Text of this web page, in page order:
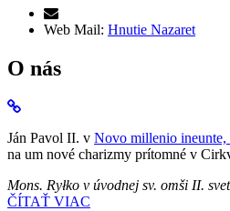
Web Mail: Hnutie Nazaret
O nás
Ján Pavol II. v Novo millenio ineunte,
na um nové charizmy prítomné v
Mons. Ryłko v úvodnej sv. omši II.
ČÍTAŤ VIAC